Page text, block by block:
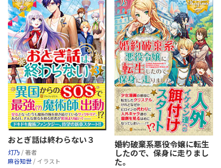
おとぎ話は終わらない３
灯乃 / 著者
麻谷知世 / イラスト
婚約破棄系悪役令嬢に転生
したので、保身に走りまし
た。